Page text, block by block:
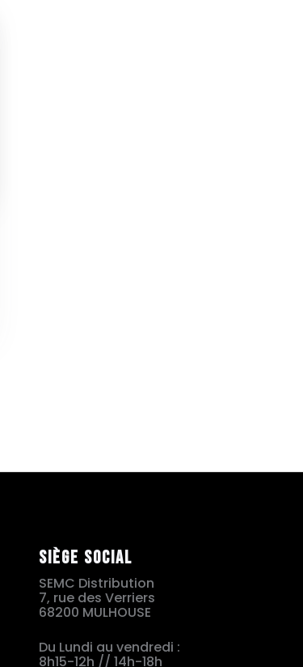
Siège social
SEMC Distribution
7, rue des Verriers
68200 MULHOUSE
Du Lundi au vendredi :
8h15-12h // 14h-18h